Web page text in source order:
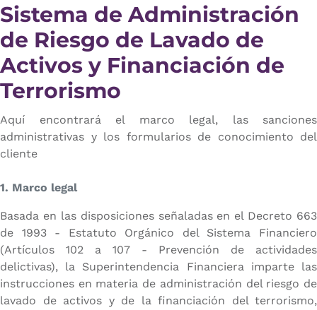
Sistema de Administración
de Riesgo de Lavado de
Activos y Financiación de
Terrorismo
Aquí encontrará el marco legal, las sanciones
administrativas y los formularios de conocimiento del
cliente
1. Marco legal
Basada en las disposiciones señaladas en el Decreto 663
de 1993 - Estatuto Orgánico del Sistema Financiero
(Artículos 102 a 107 - Prevención de actividades
delictivas), la Superintendencia Financiera imparte las
instrucciones en materia de administración del riesgo de
lavado de activos y de la financiación del terrorismo,